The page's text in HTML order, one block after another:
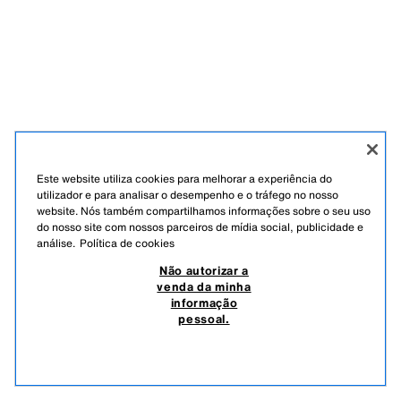
Este website utiliza cookies para melhorar a experiência do
utilizador e para analisar o desempenho e o tráfego no nosso
website. Nós também compartilhamos informações sobre o seu uso
do nosso site com nossos parceiros de mídia social, publicidade e
análise. Política de cookies
Não autorizar a
venda da minha
informação
pessoal.